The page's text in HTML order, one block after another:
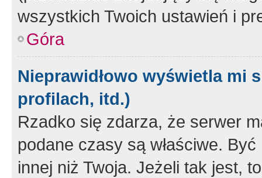
wszystkich Twoich ustawień i
Góra
Nieprawidłowo wyświetla mi
profilach, itd.)
Rzadko się zdarza, że serwer
podane czasy są właściwe.
innej niż Twoja. Jeżeli tak jest,